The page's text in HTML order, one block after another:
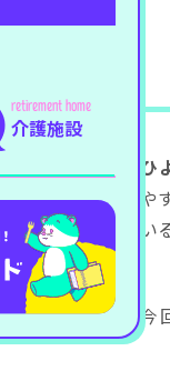
介護施設
ひ
や
い
今